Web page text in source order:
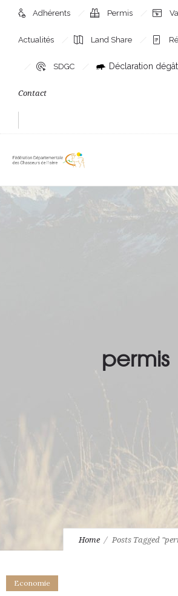
Adhérents Permis
Actualités Land Share
SDGC Déclaration
Contact
permis
Home Posts Tagged
Economie